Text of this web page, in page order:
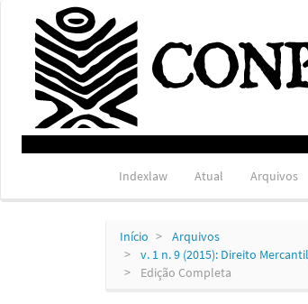
Navegação
Principal
Conteúdo
principal
Barra
Lateral
Indexlaw Atual Arquivos
Início
Arquivos
v. 1 n. 9 (2015): Direito
Edição Completa